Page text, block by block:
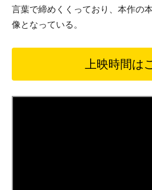
言葉で締めくくっており、本作の
像となっている。
上映時間は